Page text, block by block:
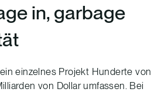
in, garbage
einzelnes Projekt Hunderte von
von Dollar umfassen. Bei